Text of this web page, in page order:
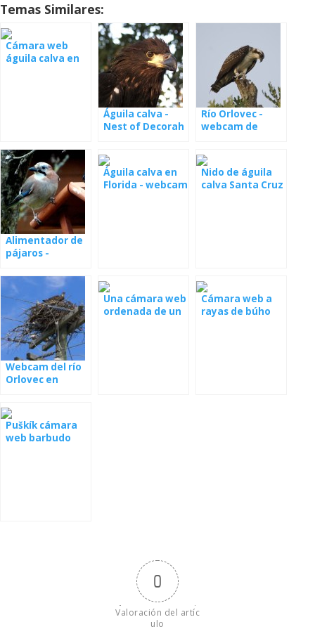
Temas Similares:
Cámara web
águila calva en
Águila calva -
Nest of Decorah
Río Orlovec -
webcam de
Alimentador de
pájaros -
Águila calva en
Florida - webcam
Nido de águila
calva Santa Cruz
Webcam del río
Orlovec en
Una cámara web
ordenada de un
Cámara web a
rayas de búho
Puškík cámara
web barbudo
0
Valoración del artíc
ulo